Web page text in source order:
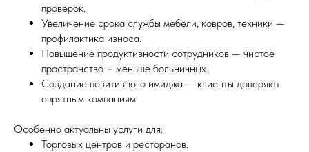
проверок.
Увеличение срока службы мебели, ковров, техники —
профилактика износа.
Повышение продуктивности сотрудников — чистое
пространство = меньше больничных.
Создание позитивного имиджа — клиенты доверяют
опрятным компаниям.
Особенно актуальны услуги для:
Торговых центров и ресторанов.